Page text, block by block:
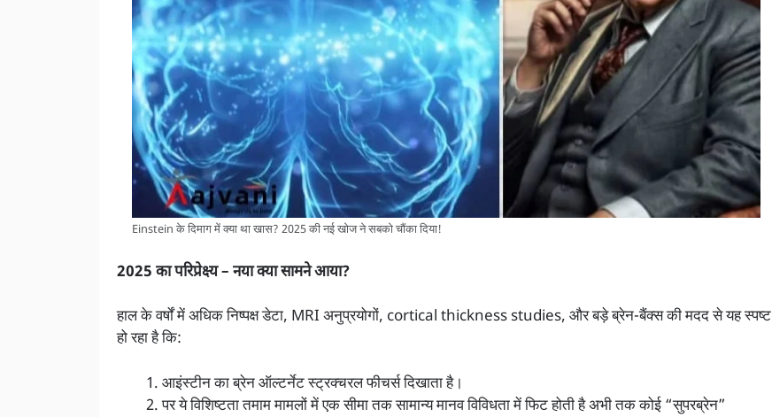
Einstein के दिमाग में क्या था खास? 2025 की नई खोज ने सबको चौंका दिया!
2025 का परिप्रेक्ष्य – नया क्या सामने आया?
हाल के वर्षों में अधिक निष्पक्ष डेटा, MRI अनुप्रयोगों, cortical thickness studies, और बड़े ब्रेन-बैंक्स की मदद से यह स्पष्ट
हो रहा है कि:
आइंस्टीन का ब्रेन ऑल्टर्नेट स्ट्रक्चरल फीचर्स दिखाता है।
पर ये विशिष्टता तमाम मामलों में एक सीमा तक सामान्य मानव विविधता में फिट होती है अभी तक कोई “सुपरब्रेन”